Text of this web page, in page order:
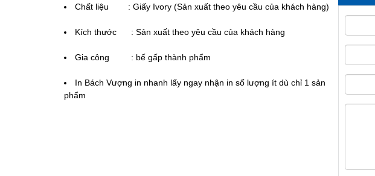
Chất liệu : Giấy Ivory (Sản xuất theo yêu cầu của khách hàng)
Kích thước : Sản xuất theo yêu cầu của khách hàng
Gia công : bế gấp thành phẩm
In Bách Vượng in nhanh lấy ngay nhận in số lượng ít dù chỉ 1 sản
phẩm